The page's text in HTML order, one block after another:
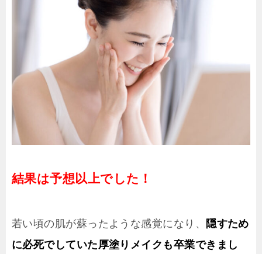
結果は予想以上でした！
若い頃の肌が蘇ったような感覚になり、 隠すため
に必死でしていた厚塗りメイクも卒業できまし